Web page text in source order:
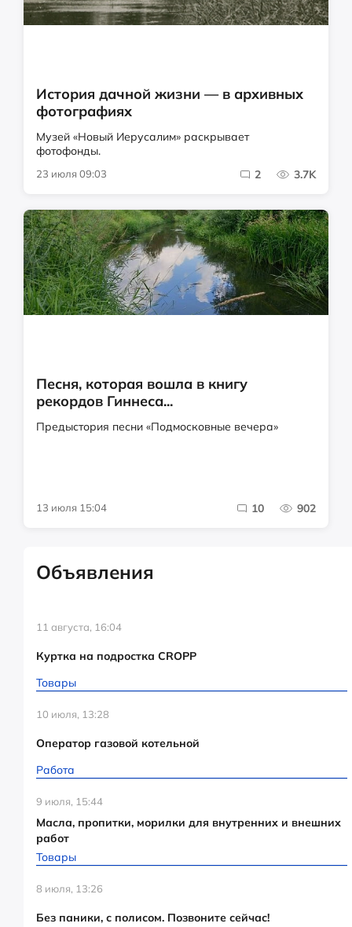
История дачной жизни — в архивных
фотографиях
Музей «Новый Иерусалим» раскрывает
фотофонды.
23 июля 09:03 2 3.7K
Песня, которая вошла в книгу
рекордов Гиннеса...
Предыстория песни «Подмосковные вечера»
13 июля 15:04 10 902
Объявления
11 августа, 16:04
Куртка на подростка CROPP
Товары
10 июля, 13:28
Оператор газовой котельной
Работа
9 июля, 15:44
Масла, пропитки, морилки для внутренних и внешних
работ
Товары
8 июля, 13:26
Без паники, с полисом. Позвоните сейчас!